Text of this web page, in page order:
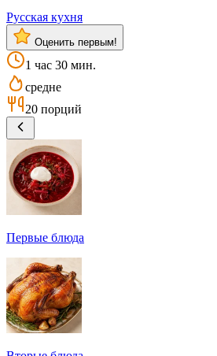
Русская кухня
Оценить первым!
1 час 30 мин.
средне
20 порций
Первые блюда